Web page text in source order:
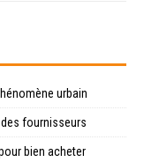
urbain
fournisseurs
bien acheter